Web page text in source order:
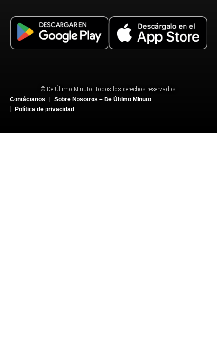
© De Último Minuto. Todos los derechos reservados.
Contáctanos
Sobre Nosotros – De Último Minuto
Política de privacidad